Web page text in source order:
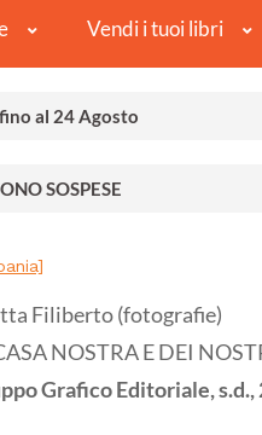
Vendi i tuoi libri
al 24 Agosto
SOSPESE
Filiberto (fotografie)
NOSTRA E DEI
Grafico Editoriale, s.d.,